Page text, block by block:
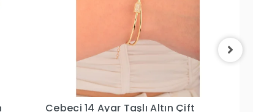
Cebeci 14 Ayar Göz Boncuklu